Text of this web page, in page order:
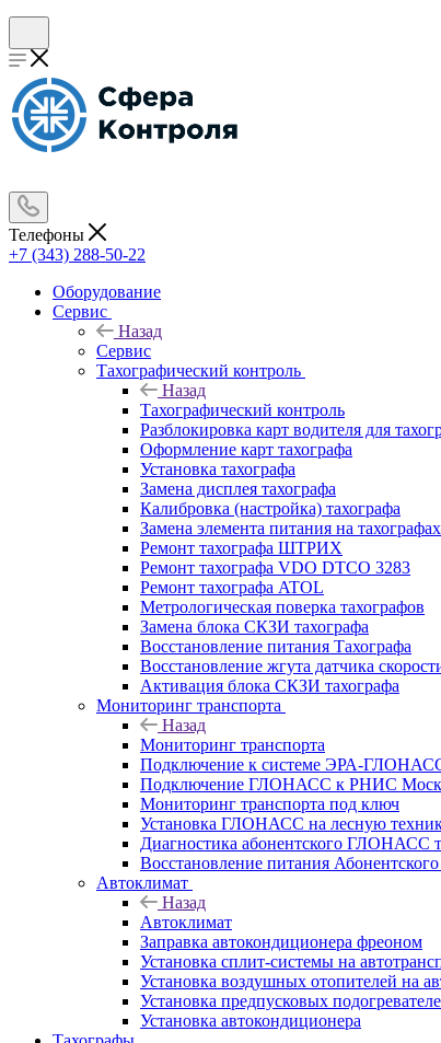
Телефоны
+7 (343) 288-50-22
Оборудование
Сервис
Назад
Сервис
Тахографический контроль
Назад
Тахографический контроль
Разблокировка карт водителя для
Оформление карт тахографа
Установка тахографа
Замена дисплея тахографа
Калибровка (настройка) тахографа
Замена элемента питания на
Ремонт тахографа ШТРИХ
Ремонт тахографа VDO DTCO 3283
Ремонт тахографа ATOL
Метрологическая поверка тахографов
Замена блока СКЗИ тахографа
Восстановление питания Тахографа
Восстановление жгута датчика
Активация блока СКЗИ тахографа
Мониторинг транспорта
Назад
Мониторинг транспорта
Подключение к системе ЭРА-
Подключение ГЛОНАСС к РНИС
Мониторинг транспорта под ключ
Установка ГЛОНАСС на лесную
Диагностика абонентского ГЛОНАСС
Восстановление питания
Автоклимат
Назад
Автоклимат
Заправка автокондиционера фреоном
Установка сплит-системы на
Установка воздушных отопителей на
Установка предпусковых
Установка автокондиционера